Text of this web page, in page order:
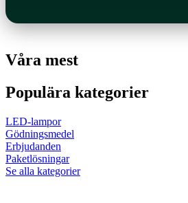
Våra mest
Populära kategorier
LED-lampor
Gödningsmedel
Erbjudanden
Paketlösningar
Se alla kategorier